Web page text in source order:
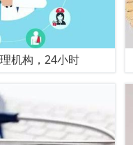
机构，24小时